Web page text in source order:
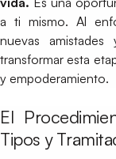
a ti mismo. Al
nuevas amistades
transformar esta
y empoderamiento.
El
Tipos y